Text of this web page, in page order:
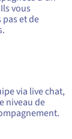
vous
et de
via live chat,
niveau de